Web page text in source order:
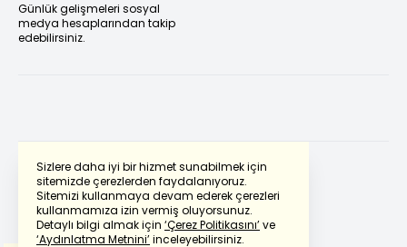
Sizlere daha iyi bir hizmet sunabilmek için
sitemizde çerezlerden faydalanıyoruz.
Sitemizi kullanmaya devam ederek çerezleri
kullanmamıza izin vermiş oluyorsunuz.
Detaylı bilgi almak için ‘Çerez Politikasını’ve
‘Aydınlatma Metnini’inceleyebilirsiniz.
Günlük gelişmeleri sosyal
medya hesaplarından takip
edebilirsiniz.
Powered by Translate